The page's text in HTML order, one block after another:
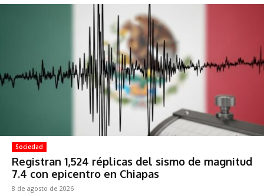
Sociedad
Registran 1,524 réplicas del sismo de magnitud
7.4 con epicentro en Chiapas
8 de agosto de 2026